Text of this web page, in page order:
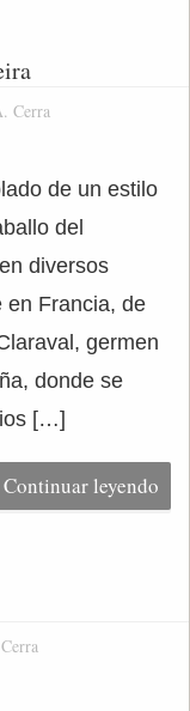
Cerra
de un estilo
del
diversos
en Francia, de
germen
donde se
[…]
Continuar leyendo